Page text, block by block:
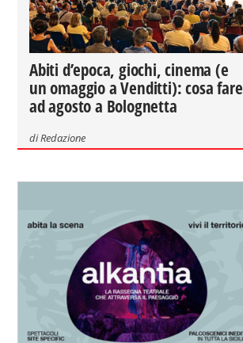
Abiti d’epoca, giochi, cinema (e
un omaggio a Venditti): cosa fare
ad agosto a Bolognetta
diRedazione